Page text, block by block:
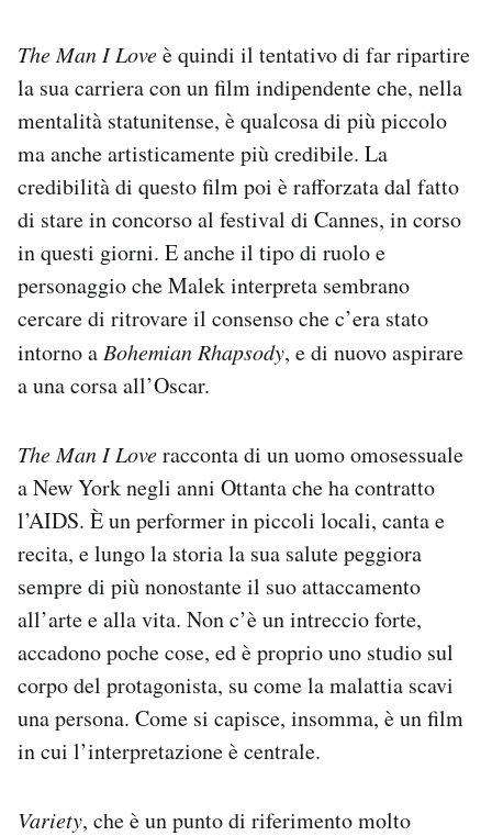
The Man I Loveè quindi il tentativo di far ripartire
la sua carriera con un film indipendente che, nella
mentalità statunitense, è qualcosa di più piccolo
ma anche artisticamente più credibile. La
credibilità di questo film poi è rafforzata dal fatto
di stare in concorso al festival di Cannes, in corso
in questi giorni. E anche il tipo di ruolo e
personaggio che Malek interpreta sembrano
cercare di ritrovare il consenso che c’era stato
intorno a Bohemian Rhapsody, e di nuovo aspirare
a una corsa all’Oscar.
The Man I Loveracconta di un uomo omosessuale
a New York negli anni Ottanta che ha contratto
l’AIDS. È un performer in piccoli locali, canta e
recita, e lungo la storia la sua salute peggiora
sempre di più nonostante il suo attaccamento
all’arte e alla vita. Non c’è un intreccio forte,
accadono poche cose, ed è proprio uno studio sul
corpo del protagonista, su come la malattia scavi
una persona. Come si capisce, insomma, è un film
in cui l’interpretazione è centrale.
Variety, che è un punto di riferimento molto